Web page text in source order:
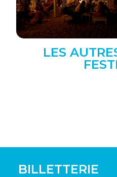
LES
BILLETTERIE